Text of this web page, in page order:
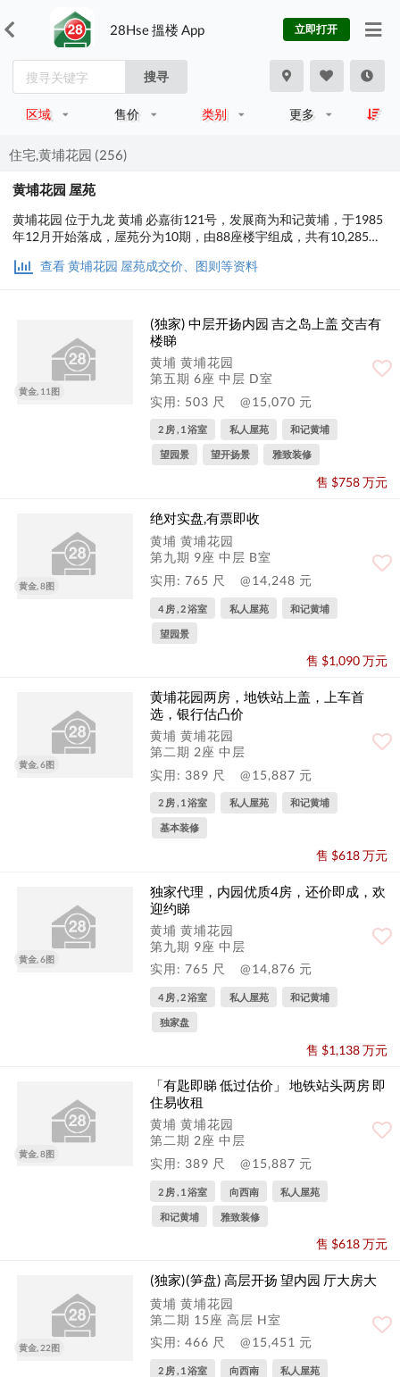
28Hse 搵楼 App 立即打开
搜寻
区域 售价 类别 更多
住宅,黄埔花园 (256)
黄埔花园 屋苑
黄埔花园 位于九龙 黄埔 必嘉街121号，发展商为和记黄埔，于1985
年12月开始落成，屋苑分为10期，由88座楼宇组成，共有10,285个
童设施、运动设施、娱乐设施、餐饮设施；交通便利，步行至港铁时
查看 黄埔花园 屋苑成交价、图则等资料
黄金, 11图
(独家) 中层开扬内园 吉之岛上盖 交吉有
楼睇
黄埔 黄埔花园
第五期 6座 中层 D室
实用: 503 尺
@15,070 元
2 房 , 1 浴室 私人屋苑 和记黄埔
望园景 望开扬景 雅致装修
售 $758 万元
黄金, 8图
绝对实盘,有票即收
黄埔 黄埔花园
第九期 9座 中层 B室
实用: 765 尺
@14,248 元
4 房 , 2 浴室 私人屋苑 和记黄埔
望园景
售 $1,090 万元
黄金, 6图
黄埔花园两房，地铁站上盖，上车首
选，银行估凸价
黄埔 黄埔花园
第二期 2座 中层
实用: 389 尺
@15,887 元
2 房 , 1 浴室 私人屋苑 和记黄埔
基本装修
售 $618 万元
黄金, 6图
独家代理，内园优质4房，还价即成，欢
迎约睇
黄埔 黄埔花园
第九期 9座 中层
实用: 765 尺
@14,876 元
4 房 , 2 浴室 私人屋苑 和记黄埔
独家盘
售 $1,138 万元
黄金, 8图
「有匙即睇 低过估价」 地铁站头两房 即
住易收租
黄埔 黄埔花园
第二期 2座 中层
实用: 389 尺
@15,887 元
2 房 , 1 浴室 向西南 私人屋苑
和记黄埔 雅致装修
售 $618 万元
黄金, 22图
(独家)(笋盘) 高层开扬 望内园 厅大房大
黄埔 黄埔花园
第二期 15座 高层 H室
实用: 466 尺
@15,451 元
2 房 , 1 浴室 向西南 私人屋苑